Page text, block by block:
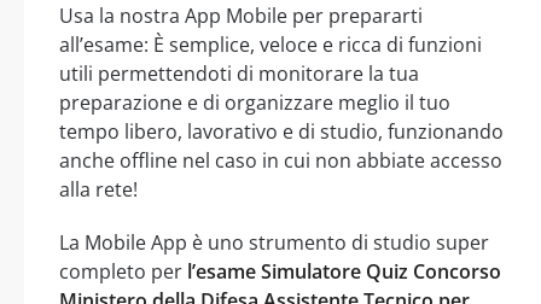
Usa la nostra App Mobile per prepararti
all’esame: È semplice, veloce e ricca di funzioni
utili permettendoti di monitorare la tua
preparazione e di organizzare meglio il tuo
tempo libero, lavorativo e di studio, funzionando
anche offline nel caso in cui non abbiate accesso
alla rete!
La Mobile App è uno strumento di studio super
completo per l’esame Simulatore Quiz Concorso